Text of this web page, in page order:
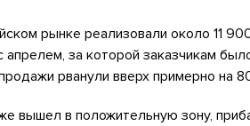
рынке реализовали около 11
за которой заказчикам
рванули вверх примерно на
вышел в положительную зону,